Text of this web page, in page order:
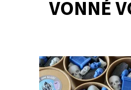
VONNÉ
To že skončili v hrobě jim nezkazilo
jednomu nejen sluší, ale teď i pekelně
bourbon a dýně s kokosem. Šedá -